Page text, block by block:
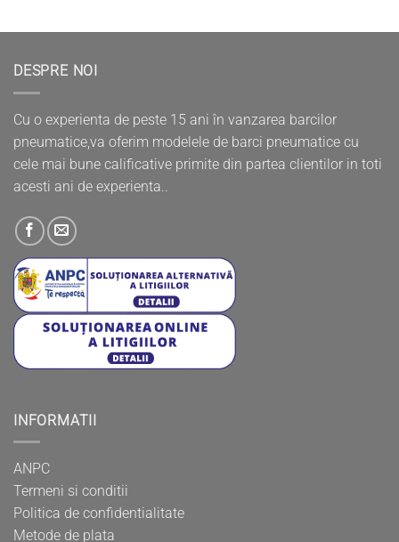
DESPRE NOI
Cu o experienta de peste 15 ani în vanzarea barcilor
pneumatice,va oferim modelele de barci pneumatice cu
cele mai bune calificative primite din partea clientilor in toti
acesti ani de experienta..
INFORMATII
ANPC
Termeni si conditii
Politica de confidentialitate
Metode de plata